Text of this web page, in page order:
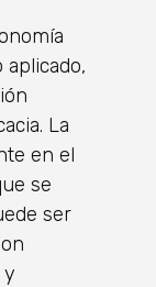
La
en el
se
ser
y